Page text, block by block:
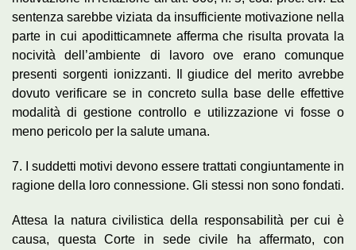
sentenza sarebbe viziata da insufficiente motivazione nella
parte in cui apoditticamnete afferma che risulta provata la
nocività dell’ambiente di lavoro ove erano comunque
presenti sorgenti ionizzanti. Il giudice del merito avrebbe
dovuto verificare se in concreto sulla base delle effettive
modalità di gestione controllo e utilizzazione vi fosse o
meno pericolo per la salute umana.
7. I suddetti motivi devono essere trattati congiuntamente in
ragione della loro connessione. Gli stessi non sono fondati.
Attesa la natura civilistica della responsabilità per cui è
causa, questa Corte in sede civile ha affermato, con